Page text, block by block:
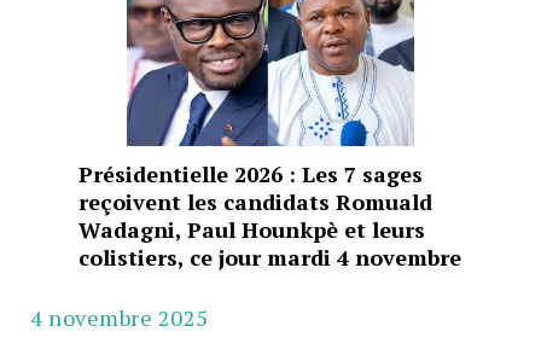
Présidentielle 2026 : Les 7 sages
reçoivent les candidats Romuald
Wadagni, Paul Hounkpè et leurs
colistiers, ce jour mardi 4 novembre
4 novembre 2025